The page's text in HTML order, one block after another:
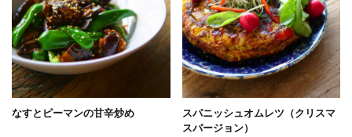
なすとピーマンの甘辛炒め
スパニッシュオムレツ（クリスマ
スバージョン）